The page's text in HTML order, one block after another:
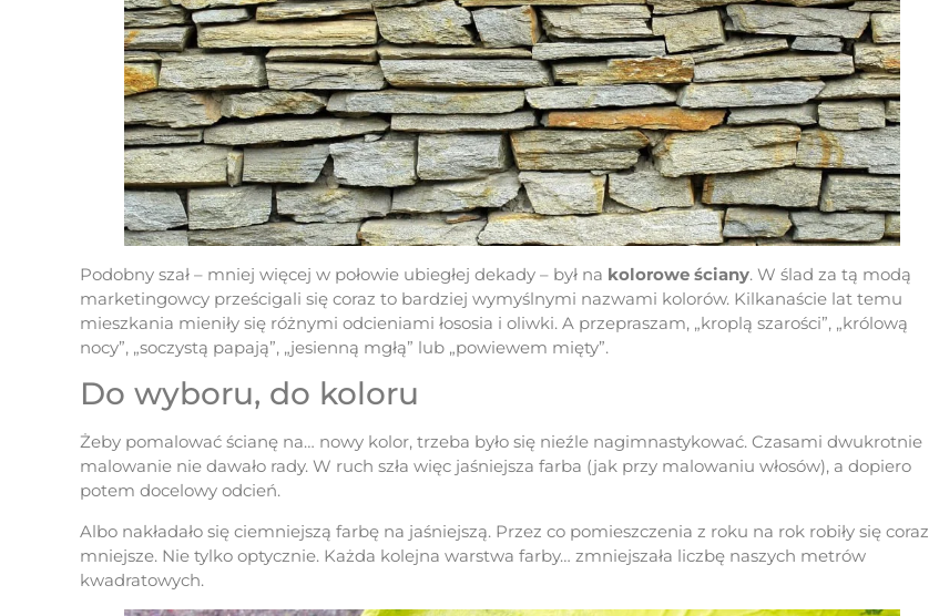
Podobny szał – mniej więcej w połowie ubiegłej dekady – był na kolorowe ściany. W ślad za tą modą
marketingowcy prześcigali się coraz to bardziej wymyślnymi nazwami kolorów. Kilkanaście lat temu
mieszkania mieniły się różnymi odcieniami łososia i oliwki. A przepraszam, „kroplą szarości”, „królową
nocy”, „soczystą papają”, „jesienną mgłą” lub „powiewem mięty”.
Do wyboru, do koloru
Żeby pomalować ścianę na… nowy kolor, trzeba było się nieźle nagimnastykować. Czasami dwukrotnie
malowanie nie dawało rady. W ruch szła więc jaśniejsza farba (jak przy malowaniu włosów), a dopiero
potem docelowy odcień.
Albo nakładało się ciemniejszą farbę na jaśniejszą. Przez co pomieszczenia z roku na rok robiły się coraz
mniejsze. Nie tylko optycznie. Każda kolejna warstwa farby… zmniejszała liczbę naszych metrów
kwadratowych.